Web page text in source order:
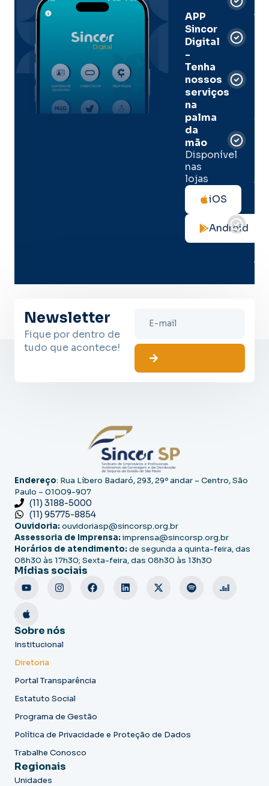
APP
Sincor
Digital
-
Tenha
nossos
serviços
na
palma
da
mão
Disponível
nas
lojas
iOS
Android
Sua
no
Newsletter
Fique por dentro de
tudo que acontece!
Endereço: Rua Líbero Badaró, 293, 29º andar – Centro, São
Paulo – 01009-907
(11) 3188-5000
(11) 95775-8854
Ouvidoria: ouvidoriasp@sincorsp.org.br
Assessoria de Imprensa: imprensa@sincorsp.org.br
Horários de atendimento: de segunda a quinta-feira, das
08h30 às 17h30; Sexta-feira, das 08h30 às 13h30
Mídias sociais
Sobre nós
Institucional
Diretoria
Portal Transparência
Estatuto Social
Programa de Gestão
Política de Privacidade e Proteção de Dados
Trabalhe Conosco
Regionais
Unidades